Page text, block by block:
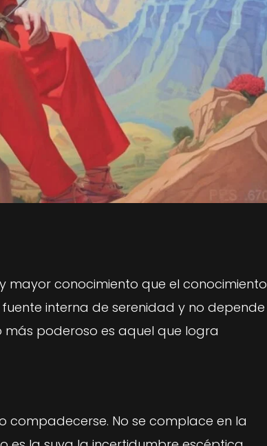
mayor conocimiento que el conocimiento
interna de serenidad y no depende
más poderoso es aquel que logra
compadecerse. No se complace en la